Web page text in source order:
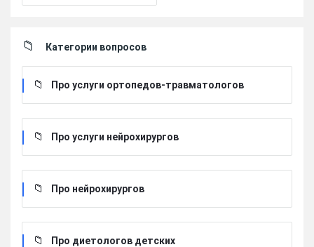
Категории вопросов
Про услуги ортопедов-травматологов
Про услуги нейрохирургов
Про нейрохирургов
Про диетологов детских